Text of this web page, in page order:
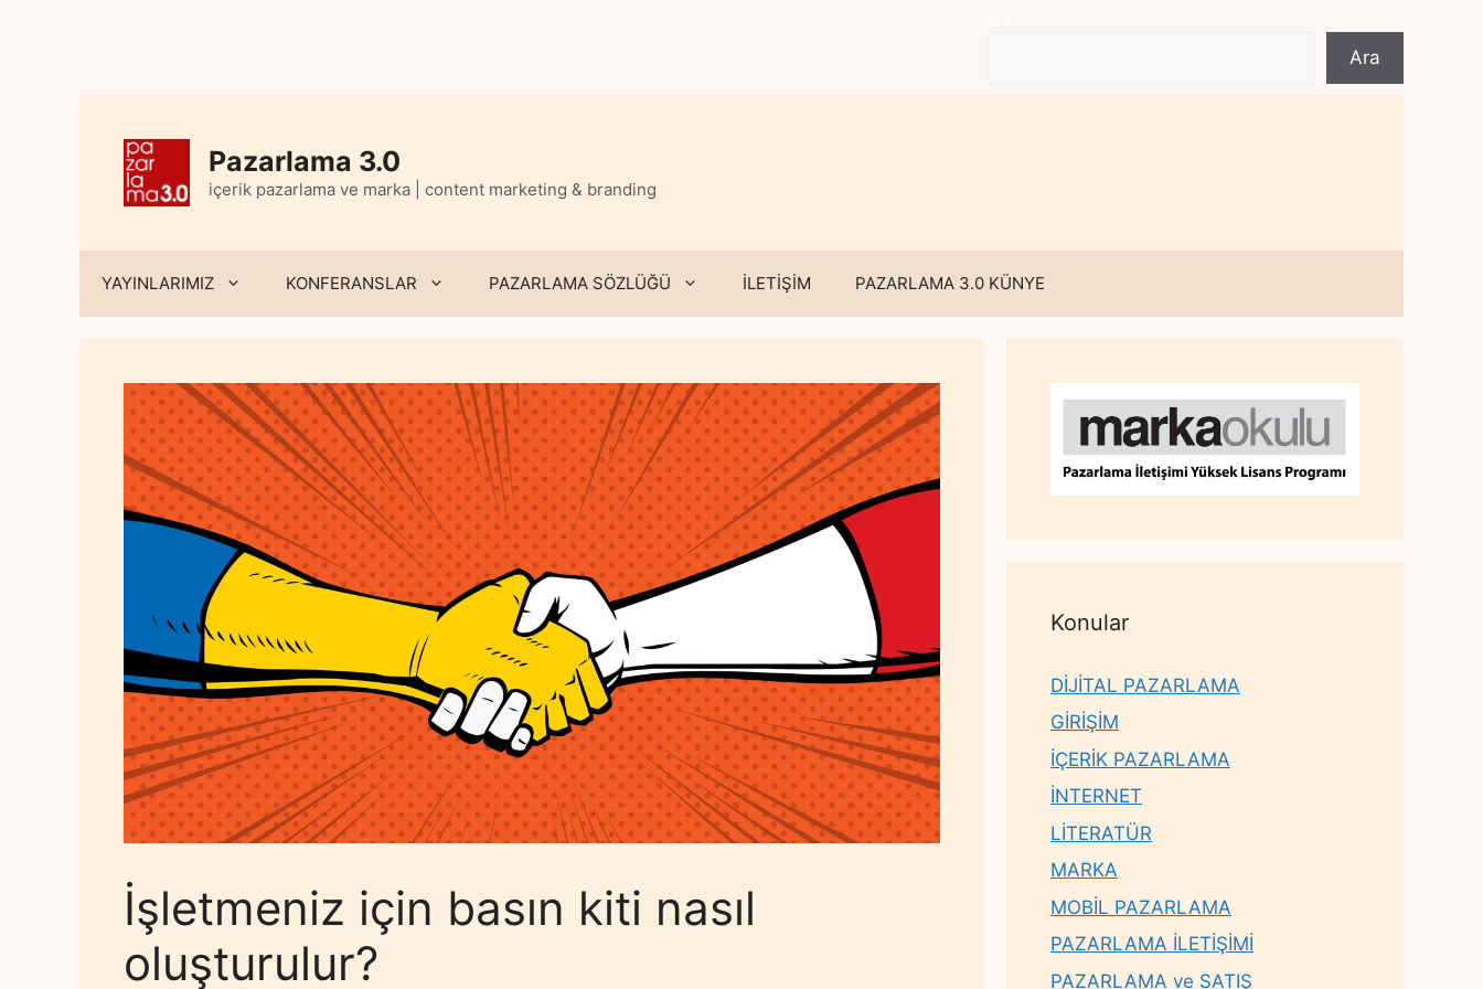
Ara
Pazarlama 3.0
içerik pazarlama ve marka | content marketing & branding
YAYINLARIMIZ KONFERANSLAR PAZARLAMA SÖZLÜĞÜ İLETİŞİM PAZARLAMA 3.0 KÜNYE
İşletmeniz için basın kiti nasıl
oluşturulur?
Konular
DİJİTAL PAZARLAMA
GİRİŞİM
İÇERİK PAZARLAMA
İNTERNET
LİTERATÜR
MARKA
MOBİL PAZARLAMA
PAZARLAMA İLETİŞİMİ
PAZARLAMA ve SATIŞ